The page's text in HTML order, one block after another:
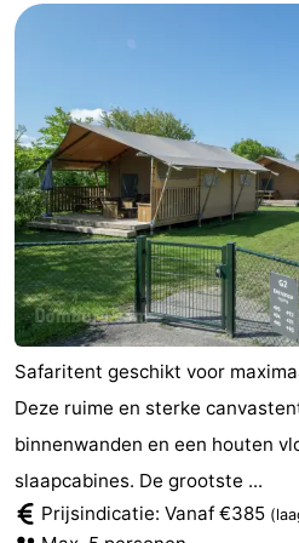
Wandelen
-
Maneges
-
Golfbanen
Eten
en
drinken
Ringrijden
Mondriaan
Toorop
Evenementen
Praktisch
Forum
Safaritent geschikt voor
Deze ruime en sterke
binnenwanden en een houten
slaapcabines. De grootste ...
Prijsindicatie: Vanaf €385